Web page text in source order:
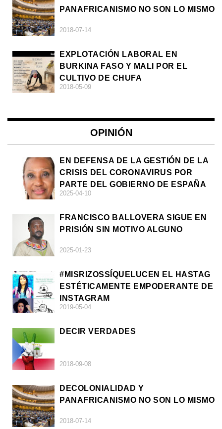
PANAFRICANISMO NO SON LO MISMO
2018-07-14
EXPLOTACIÓN LABORAL EN
BURKINA FASO Y MALI POR EL
CULTIVO DE CHUFA
2018-05-09
OPINIÓN
EN DEFENSA DE LA GESTIÓN DE LA
CRISIS DEL CORONAVIRUS POR
PARTE DEL GOBIERNO DE ESPAÑA
2025-04-10
FRANCISCO BALLOVERA SIGUE EN
PRISIÓN SIN MOTIVO ALGUNO
2025-01-23
#MISRIZOSSÍQUELUCEN EL HASTAG
ESTÉTICAMENTE EMPODERANTE DE
INSTAGRAM
2019-05-04
DECIR VERDADES
2018-09-08
DECOLONIALIDAD Y
PANAFRICANISMO NO SON LO MISMO
2018-07-14